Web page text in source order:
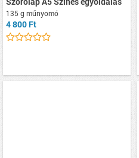
135 g műnyomó
4 800 Ft